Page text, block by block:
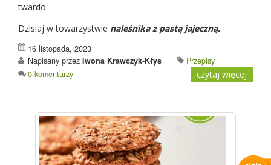
twardo.
Dzisiaj w towarzystwie naleśnika z pastą jajeczną.
16 listopada, 2023
Napisany przez Iwona Krawczyk-Kłys
Przepisy
0 komentarzy
czytaj więcej